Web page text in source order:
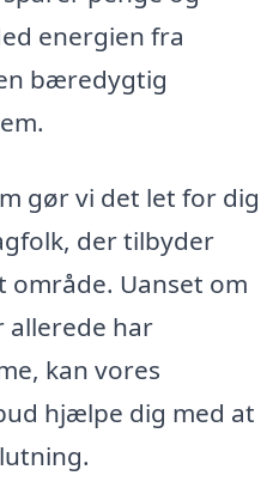
energien fra
bæredygtig
gør vi det let for dig
der tilbyder
Uanset om
allerede har
kan vores
hjælpe dig med at